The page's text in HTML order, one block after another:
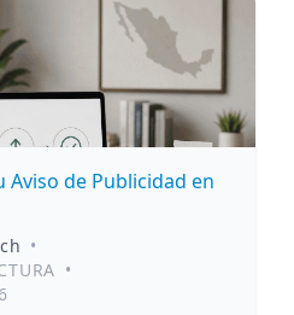
de Publicidad en
•
•